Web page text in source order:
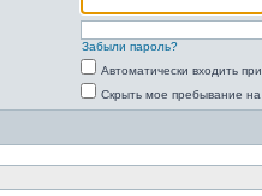
Забыли пароль?
Автоматически входить
Скрыть мое пребывание